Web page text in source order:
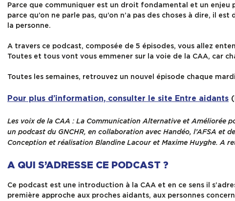
Parce que communiquer est un droit fondamental et un
parce qu’on ne parle pas, qu’on n’a pas des choses à dire, il
la personne.
A travers ce podcast, composée de 5 épisodes, vous allez
Toutes et tous vont vous emmener sur la voie de la CAA, car
Toutes les semaines, retrouvez un nouvel épisode chaque
Pour plus d’information, consulter le site Entre aidants
Les voix de la CAA : La Communication Alternative et Améliorée
un podcast du GNCHR, en collaboration avec Handéo, l’AFSA et
Conception et réalisation Blandine Lacour et Maxime Huyghe. A
A QUI S’ADRESSE CE PODCAST ?
Ce podcast est une introduction à la CAA et en ce sens il
première approche aux proches aidants, aux personnes